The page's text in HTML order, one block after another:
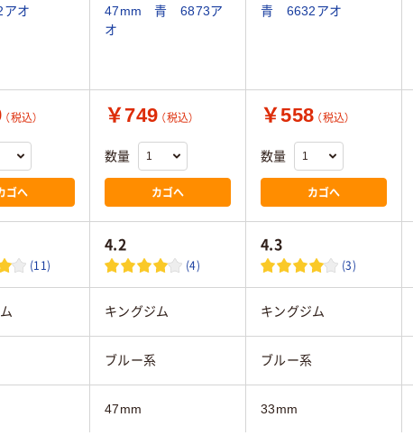
オ
47mm 青 6873ア
オ
青 6632アオ
（税込）
ゴへ
￥749 （税込）
数量
カゴへ
￥558 （税込）
数量
カゴへ
(11)
4.2
(4)
4.3
(3)
キングジム キングジム
ブルー系 ブルー系
47mm 33mm